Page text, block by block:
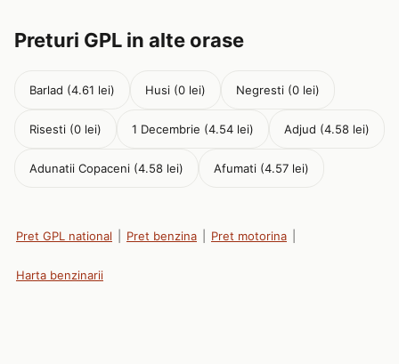
Preturi GPL in alte orase
Barlad (4.61 lei) Husi (0 lei) Negresti (0 lei)
Risesti (0 lei) 1 Decembrie (4.54 lei) Adjud (4.58 lei)
Adunatii Copaceni (4.58 lei) Afumati (4.57 lei)
Pret GPL national Pret benzina Pret motorina
Harta benzinarii